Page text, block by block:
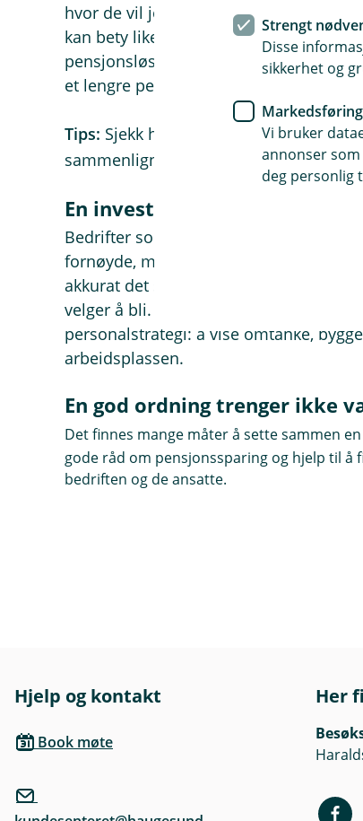
hvor de vil jobbe – og hvor lenge de
kan bety like mye som kroner på konto
pensjonsløsning, viser du at bedriften
et lengre perspektiv.
Tips: Sjekk hvilken prosentsats du har
sammenlignet med
det som er vanlig
En investering i rekruttering
Bedrifter som investerer i gode
fornøyde, motiverte og lojale
akkurat det som gjør at du får napp
velger å bli. For mange bedrifter er
personalstrategi: å vise omtanke,
arbeidsplassen.
En god ordning trenger ikke
Det finnes mange måter å sette sammen
gode råd om pensjonssparing og hjelp til å
bedriften og de ansatte.
Hjelp og kontakt
Book møte
Her
Strengt
Disse
sikkerhet og
Markedsføring
Vi bruker
annonser
deg personlig